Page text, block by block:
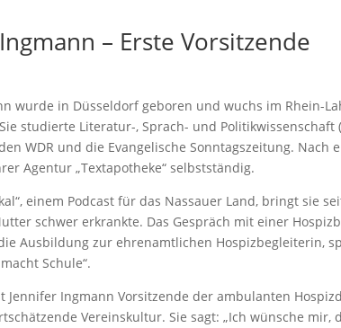
– Erste Vorsitzende
wurde in Düsseldorf geboren und wuchs im Rhein-
studierte Literatur-, Sprach- und
WDR und die Evangelische Sonntagszeitung.
Agentur „Textapotheke“ selbstständig.
einem Podcast für das Nassauer Land, bringt sie
schwer erkrankte. Das Gespräch mit einer
Ausbildung zur ehrenamtlichen Hospizbegleiterin,
Schule“.
Jennifer Ingmann Vorsitzende der ambulanten
Vereinskultur. Sie sagt: „Ich wünsche